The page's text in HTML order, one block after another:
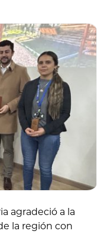
agradeció a la
la región con